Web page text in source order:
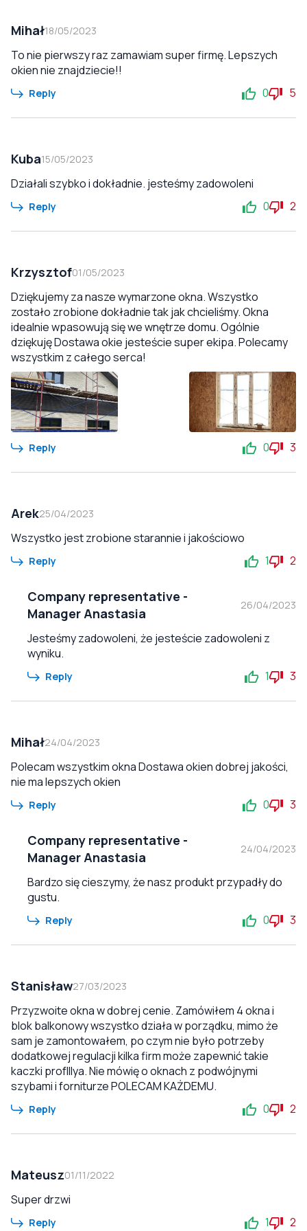
Mihał18/05/2023
To nie pierwszy raz zamawiam super firmę. Lepszych
okien nie znajdziecie!!
Reply 0 5
Kuba15/05/2023
Działali szybko i dokładnie. jesteśmy zadowoleni
Reply 0 2
Krzysztof01/05/2023
Dziękujemy za nasze wymarzone okna. Wszystko
zostało zrobione dokładnie tak jak chcieliśmy. Okna
idealnie wpasowują się we wnętrze domu. Ogólnie
dziękuję Dostawa okie jesteście super ekipa. Polecamy
wszystkim z całego serca!
Reply 0 3
Arek25/04/2023
Wszystko jest zrobione starannie i jakościowo
Reply 1 2
Company representative -
Manager Anastasia
26/04/2023
Jesteśmy zadowoleni, że jesteście zadowoleni z
wyniku.
Reply 1 3
Mihał24/04/2023
Polecam wszystkim okna Dostawa okien dobrej jakości,
nie ma lepszych okien
Reply 0 3
Company representative -
Manager Anastasia
24/04/2023
Bardzo się cieszymy, że nasz produkt przypadły do
gustu.
Reply 0 3
Stanisław27/03/2023
Przyzwoite okna w dobrej cenie. Zamówiłem 4 okna i
blok balkonowy wszystko działa w porządku, mimo że
sam je zamontowałem, po czym nie było potrzeby
dodatkowej regulacji kilka firm może zapewnić takie
kaczki profIllya. Nie mówię o oknach z podwójnymi
szybami i forniturze POLECAM KAŻDEMU.
Reply 0 2
Mateusz01/11/2022
Super drzwi
Reply 1 2